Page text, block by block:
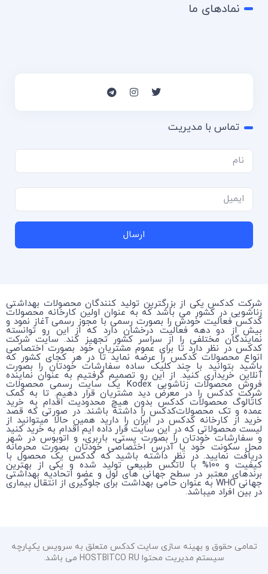
نمادهای ما
تماس با مدیریت
ارسال
شرکت کدکس یکی از بزرگترین تولید کنندگان محصولات بهداشتی
زناشویی در کشور می باشد که به عنوان اولین کارخانه محصولات
کدکس فعالیت خودش را بصورت رسمی با مجوز رسمی آغاز نمود و
بیش از دو دهه فعالیت درخشان دارد که از این رو توانسته
نمایندگان مختلفی را از سراسر کشور تجهیز کند. سایت شرکت
کدکس در نظر دارد تا برای عموم مشتریان خود بصورت اختصاصی
انواع محصولات کدکس را عرضه نماید تا در هر کجای کشور که
باشید بتوانید با چند کلیک ساده سفارشات خودتان را بصورت
آنلاین خریداری کنید. از این رو تصمیم گرفتیم به عنوان نماینده
فروش محصولات زناشویی Kodex یک سایت رسمی محصولات
شرکت کدکس را در معرض دید مشتریان قرار دهیم. تا به کمک
کاتالوگ محصولات کدکس بدون هیچ محدودیت اقدام به خرید
عمده و تک محصولات‌کدکس را داشته باشند. در صورتی که قصد
خرید از کارخانه کدکس در ایران را دارید همین حالا میتوانید از
لیست محصولاتی که در این سایت قرار داده ایم اقدام به خرید کنید
و سفارشات خودتان را بصورت پستی، باربری، و اتوبوس در شهر
محل سکونت خود یا آدرس اختصاصی خودتان بصورت محرمانه
دریافت نمایید. در نظر داشته باشید که کدکس یک محصول با
کیفیت و 100% با لاتکس طبیعی تولید شده و یکی از بهترین
برندهای معتبر در سطح جهانی های لول و عضو اتحادیه بهداشتی
جهانی WHO به عنوان حامی بهداشت برای جلوگیری از انتقال بیماری
در بین افراد میباشد.
تمامی حقوق و بهینه سازی سایت کدکس متعلق به سرویس یکپارچه
سیستم مدیریت محتوا HOSTBITCO RU می باشد.